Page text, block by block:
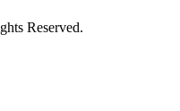
Reserved.